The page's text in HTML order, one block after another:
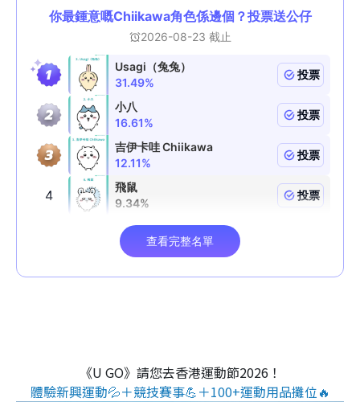
《U GO》請您去香港運動節2026！
體驗新興運動💦＋競技賽事💪＋100+運動用品攤位🔥